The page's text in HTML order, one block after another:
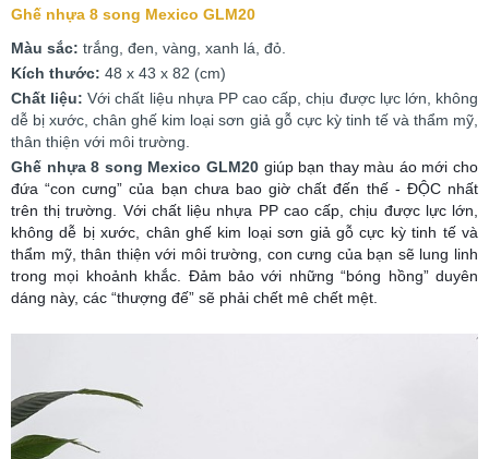
Ghế nhựa 8 song Mexico GLM20
Màu sắc: trắng, đen, vàng, xanh lá, đỏ.
Kích thước: 48 x 43 x 82 (cm)
Chất liệu:Với chất liệu nhựa PP cao cấp, chịu được lực lớn, không
dễ bị xước, chân ghế kim loại sơn giả gỗ cực kỳ tinh tế và thẩm mỹ,
thân thiện với môi trường.
Ghế nhựa 8 song Mexico GLM20 giúp bạn thay màu áo mới cho
đứa “con cưng” của bạn chưa bao giờ chất đến thế - ĐỘC nhất
trên thị trường. Với chất liệu nhựa PP cao cấp, chịu được lực lớn,
không dễ bị xước, chân ghế kim loại sơn giả gỗ cực kỳ tinh tế và
thẩm mỹ, thân thiện với môi trường, con cưng của bạn sẽ lung linh
trong mọi khoảnh khắc. Đảm bảo với những “bóng hồng” duyên
dáng này, các “thượng đế” sẽ phải chết mê chết mệt.